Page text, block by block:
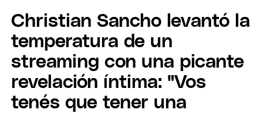
Christian Sancho levantó la
temperatura de un
streaming con una picante
revelación íntima: "Vos
tenés que tener una